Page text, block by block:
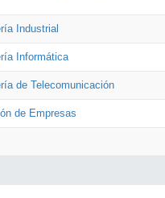
Industrial
Informática
de Telecomunicación
de Empresas